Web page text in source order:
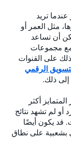
تريد
مثل العمر أو
أن تساعد
مع مجموعات
على القنوات
الرقمي
إلى ذلك.
أكثر
أو لم تشهد نتائج
قد يكون أيضًا
بشعبية على نطاق